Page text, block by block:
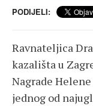
PODIJELI:
Ravnateljica
kazališta u
Nagrade
jednog od